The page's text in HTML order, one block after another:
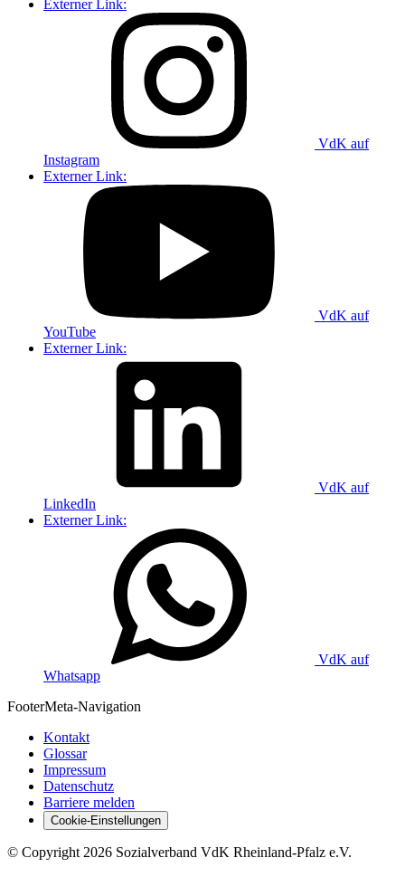
Externer Link:
VdK auf
Instagram
Externer Link:
VdK auf
YouTube
Externer Link:
VdK auf
LinkedIn
Externer Link:
VdK auf
Whatsapp
FooterMeta-Navigation
Kontakt
Glossar
Impressum
Datenschutz
Barriere melden
Cookie-Einstellungen
© Copyright 2026 Sozialverband VdK Rheinland-Pfalz e.V.